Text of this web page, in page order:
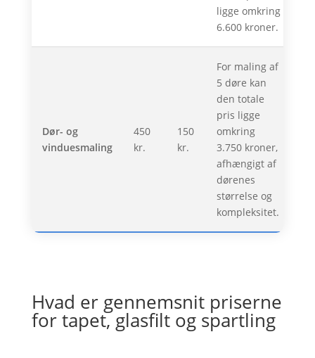
ligge omkring
6.600 kroner.
Dør- og
vinduesmaling
450
kr.
150
kr.
For maling af
5 døre kan
den totale
pris ligge
omkring
3.750 kroner,
afhængigt af
dørenes
størrelse og
kompleksitet.
Hvad er gennemsnit priserne
for tapet, glasfilt og spartling